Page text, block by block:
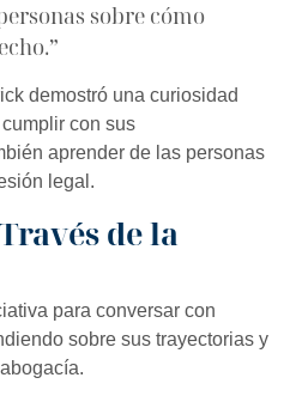
sobre cómo
demostró una curiosidad
con sus
aprender de las personas
legal.
de la
para conversar con
sobre sus trayectorias y